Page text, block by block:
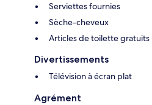
Serviettes fournies
Sèche-cheveux
Articles de toilette gratuits
Divertissements
Télévision à écran plat
Agrément